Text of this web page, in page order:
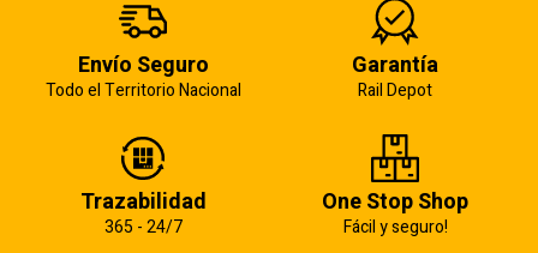
Envío Seguro
Todo el Territorio Nacional
Garantía
Rail Depot
Trazabilidad
365 - 24/7
One Stop Shop
Fácil y seguro!